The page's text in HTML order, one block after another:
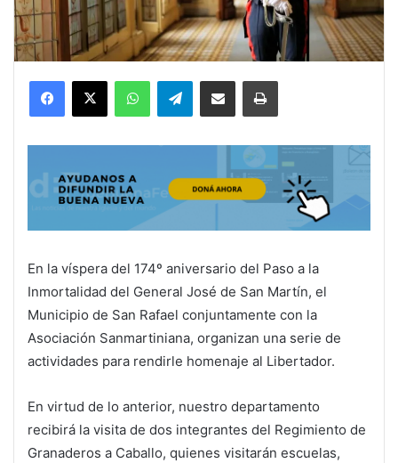
Telegram
En la víspera del 174º aniversario del Paso a la
Inmortalidad del General José de San Martín, el
Municipio de San Rafael conjuntamente con la
Asociación Sanmartiniana, organizan una serie de
actividades para rendirle homenaje al Libertador.
En virtud de lo anterior, nuestro departamento
recibirá la visita de dos integrantes del Regimiento de
Granaderos a Caballo, quienes visitarán escuelas,